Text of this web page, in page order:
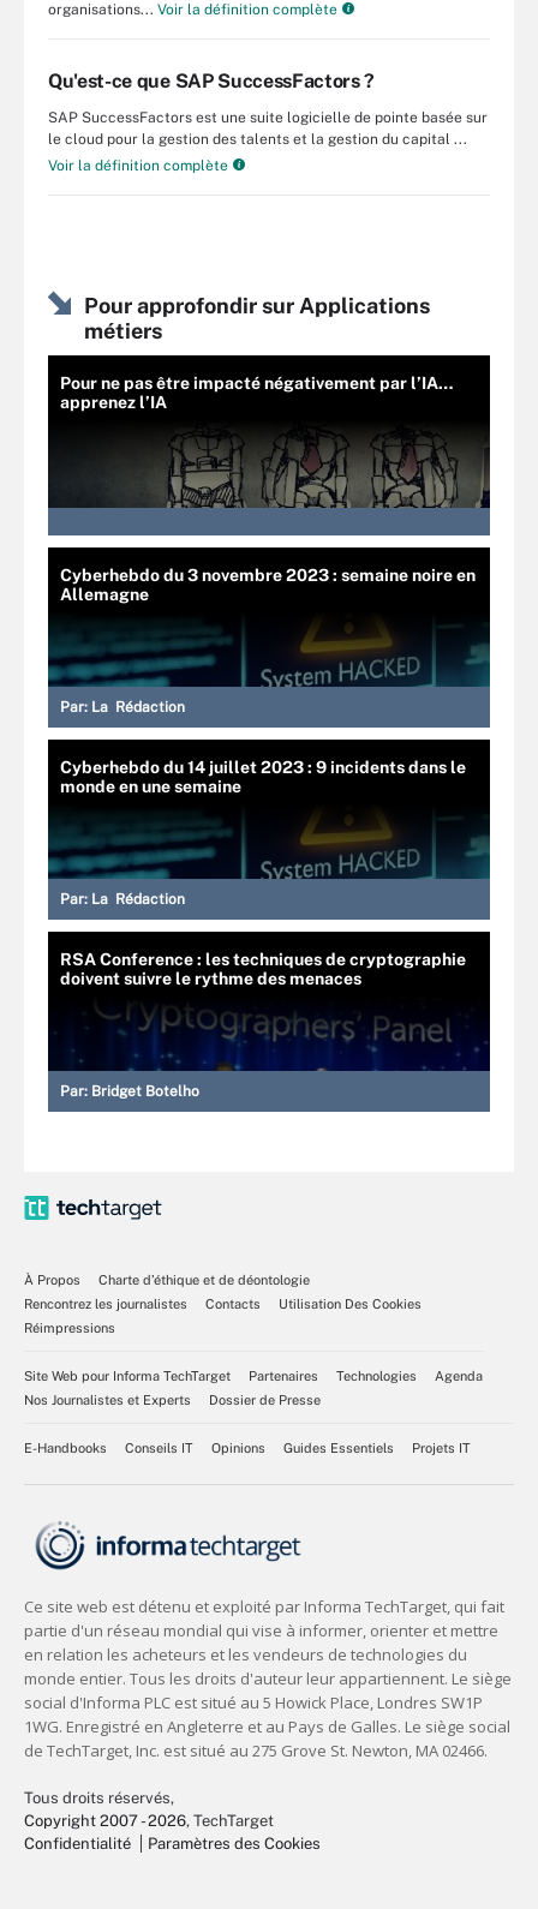
organisations... Voir la définition complète
Qu'est-ce que SAP SuccessFactors ?
SAP SuccessFactors est une suite logicielle de pointe basée sur
le cloud pour la gestion des talents et la gestion du capital ...
Voir la définition complète
Pour approfondir sur Applications
métiers
Pour ne pas être impacté négativement par l’IA…
apprenez l’IA
Cyberhebdo du 3 novembre 2023 : semaine noire en
Allemagne
Par: La Rédaction
Cyberhebdo du 14 juillet 2023 : 9 incidents dans le
monde en une semaine
Par: La Rédaction
RSA Conference : les techniques de cryptographie
doivent suivre le rythme des menaces
Par: Bridget Botelho
À Propos
Charte d’éthique et de déontologie
Rencontrez les journalistes
Contacts
Utilisation Des Cookies
Réimpressions
Site Web pour Informa TechTarget Partenaires Technologies
Agenda
Nos Journalistes et Experts
Dossier de Presse
E-Handbooks Conseils IT Opinions Guides Essentiels Projets IT
Tous droits réservés,
Copyright 2007 - 2026, TechTarget
Confidentialité
Paramètres des Cookies